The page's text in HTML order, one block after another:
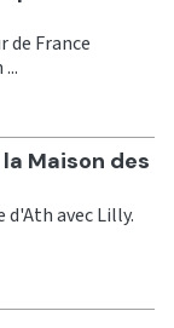
de France
Maison des
avec Lilly.